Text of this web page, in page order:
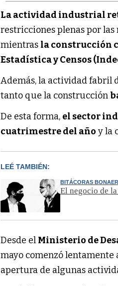
La actividad industrial
restricciones plenas por
mientras la construcción
Estadística y Censos
Además, la actividad fabril
tanto que la construcción
De esta forma, el sector
cuatrimestre del año y la
LEÉ TAMBIÉN:
BITÁCORAS
El negocio de
Desde el Ministerio de
mayo comenzó
apertura de algunas